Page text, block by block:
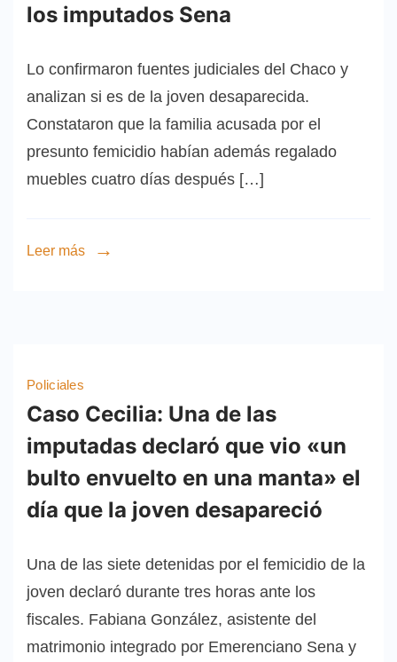
los imputados Sena
Lo confirmaron fuentes judiciales del Chaco y
analizan si es de la joven desaparecida.
Constataron que la familia acusada por el
presunto femicidio habían además regalado
muebles cuatro días después […]
Leer más
Policiales
Caso Cecilia: Una de las
imputadas declaró que vio «un
bulto envuelto en una manta» el
día que la joven desapareció
Una de las siete detenidas por el femicidio de la
joven declaró durante tres horas ante los
fiscales. Fabiana González, asistente del
matrimonio integrado por Emerenciano Sena y